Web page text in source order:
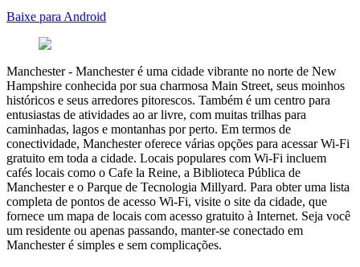
Baixe para Android
Manchester- Manchester é uma cidade vibrante no norte de New
Hampshire conhecida por sua charmosa Main Street, seus moinhos
históricos e seus arredores pitorescos. Também é um centro para
entusiastas de atividades ao ar livre, com muitas trilhas para
caminhadas, lagos e montanhas por perto. Em termos de
conectividade, Manchester oferece várias opções para acessar Wi-Fi
gratuito em toda a cidade. Locais populares com Wi-Fi incluem
cafés locais como o Cafe la Reine, a Biblioteca Pública de
Manchester e o Parque de Tecnologia Millyard. Para obter uma lista
completa de pontos de acesso Wi-Fi, visite o site da cidade, que
fornece um mapa de locais com acesso gratuito à Internet. Seja você
um residente ou apenas passando, manter-se conectado em
Manchester é simples e sem complicações.